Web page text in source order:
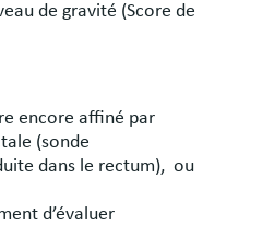
de gravité (Score de
encore affiné par
(sonde
dans le rectum), ou
d’évaluer